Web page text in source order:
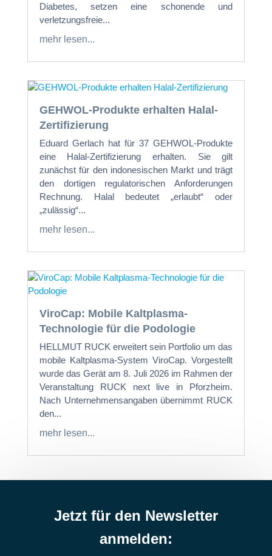
Diabetes, setzen eine schonende und
verletzungsfreie...
mehr lesen...
GEHWOL-Produkte erhalten Halal-
Zertifizierung
Eduard Gerlach hat für 37 GEHWOL-Produkte
eine Halal-Zertifizierung erhalten. Sie gilt
zunächst für den indonesischen Markt und trägt
den dortigen regulatorischen Anforderungen
Rechnung. Halal bedeutet „erlaubt“ oder
„zulässig“...
mehr lesen...
ViroCap: Mobile Kaltplasma-
Technologie für die Podologie
HELLMUT RUCK erweitert sein Portfolio um das
mobile Kaltplasma-System ViroCap. Vorgestellt
wurde das Gerät am 8. Juli 2026 im Rahmen der
Veranstaltung RUCK next live in Pforzheim.
Nach Unternehmensangaben übernimmt RUCK
den...
mehr lesen...
Jetzt für den Newsletter
anmelden: